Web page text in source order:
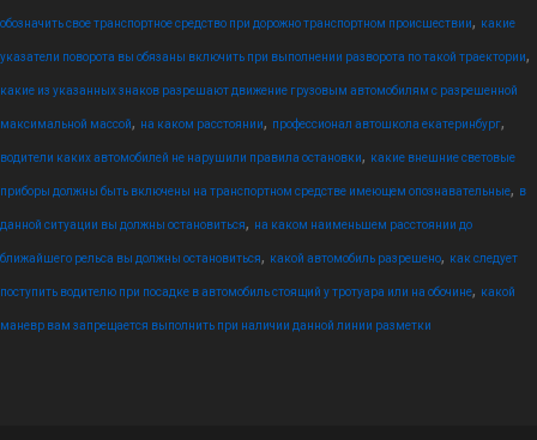
обозначить свое транспортное средство при дорожно транспортном происшествии, какие
указатели поворота вы обязаны включить при выполнении разворота по такой траектории,
какие из указанных знаков разрешают движение грузовым автомобилям с разрешенной
максимальной массой, на каком расстоянии, профессионал автошкола екатеринбург,
водители каких автомобилей не нарушили правила остановки, какие внешние световые
приборы должны быть включены на транспортном средстве имеющем опознавательные, в
данной ситуации вы должны остановиться, на каком наименьшем расстоянии до
ближайшего рельса вы должны остановиться, какой автомобиль разрешено, как следует
поступить водителю при посадке в автомобиль стоящий у тротуара или на обочине, какой
маневр вам запрещается выполнить при наличии данной линии разметки